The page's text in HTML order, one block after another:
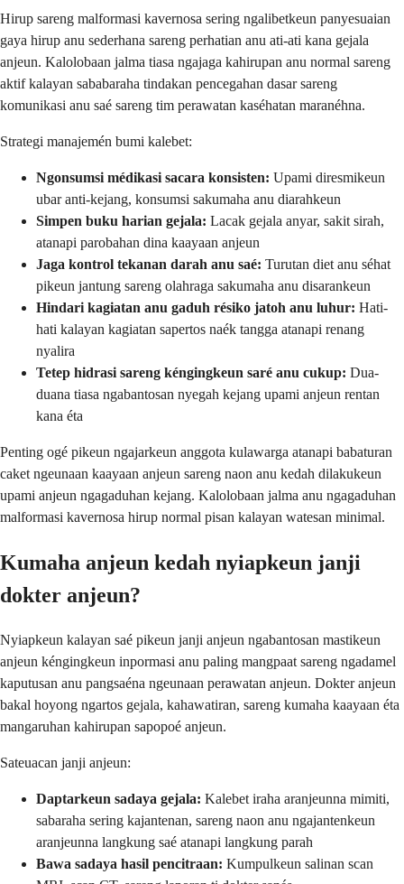
Hirup sareng malformasi kavernosa sering ngalibetkeun panyesuaian
gaya hirup anu sederhana sareng perhatian anu ati-ati kana gejala
anjeun. Kalolobaan jalma tiasa ngajaga kahirupan anu normal sareng
aktif kalayan sababaraha tindakan pencegahan dasar sareng
komunikasi anu saé sareng tim perawatan kaséhatan maranéhna.
Strategi manajemén bumi kalebet:
Ngonsumsi médikasi sacara konsisten: Upami diresmikeun
ubar anti-kejang, konsumsi sakumaha anu diarahkeun
Simpen buku harian gejala: Lacak gejala anyar, sakit sirah,
atanapi parobahan dina kaayaan anjeun
Jaga kontrol tekanan darah anu saé: Turutan diet anu séhat
pikeun jantung sareng olahraga sakumaha anu disarankeun
Hindari kagiatan anu gaduh résiko jatoh anu luhur: Hati-
hati kalayan kagiatan sapertos naék tangga atanapi renang
nyalira
Tetep hidrasi sareng kéngingkeun saré anu cukup: Dua-
duana tiasa ngabantosan nyegah kejang upami anjeun rentan
kana éta
Penting ogé pikeun ngajarkeun anggota kulawarga atanapi babaturan
caket ngeunaan kaayaan anjeun sareng naon anu kedah dilakukeun
upami anjeun ngagaduhan kejang. Kalolobaan jalma anu ngagaduhan
malformasi kavernosa hirup normal pisan kalayan watesan minimal.
Kumaha anjeun kedah nyiapkeun janji
dokter anjeun?
Nyiapkeun kalayan saé pikeun janji anjeun ngabantosan mastikeun
anjeun kéngingkeun inpormasi anu paling mangpaat sareng ngadamel
kaputusan anu pangsaéna ngeunaan perawatan anjeun. Dokter anjeun
bakal hoyong ngartos gejala, kahawatiran, sareng kumaha kaayaan éta
mangaruhan kahirupan sapopoé anjeun.
Sateuacan janji anjeun:
Daptarkeun sadaya gejala: Kalebet iraha aranjeunna mimiti,
sabaraha sering kajantenan, sareng naon anu ngajantenkeun
aranjeunna langkung saé atanapi langkung parah
Bawa sadaya hasil pencitraan: Kumpulkeun salinan scan